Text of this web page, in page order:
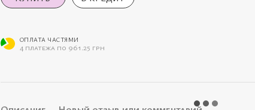
ОПЛАТА ЧАСТЯМИ
4 платежа по 961.25 грн